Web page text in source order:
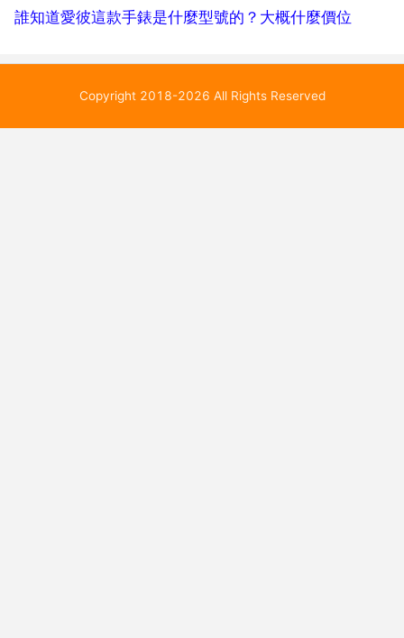
誰知道愛彼這款手錶是什麼型號的？大概什麼價位
Copyright 2018-2026 All Rights Reserved